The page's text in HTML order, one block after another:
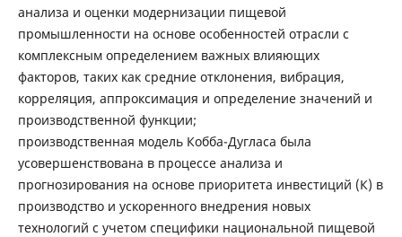
анализа и оценки модернизации пищевой
промышленности на основе особенностей отрасли с
комплексным определением важных влияющих
факторов, таких как средние отклонения, вибрация,
корреляция, аппроксимация и определение значений и
производственной функции;
производственная модель Кобба-Дугласа была
усовершенствована в процессе анализа и
прогнозирования на основе приоритета инвестиций (К) в
производство и ускоренного внедрения новых
технологий с учетом специфики национальной пищевой